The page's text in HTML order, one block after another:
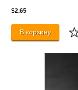
$2.65
В корзину